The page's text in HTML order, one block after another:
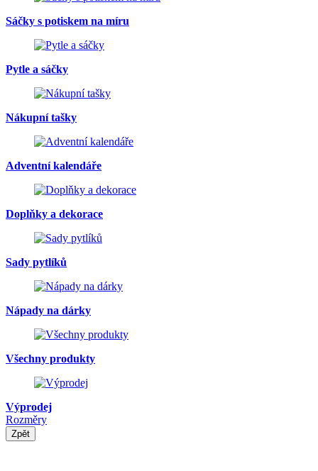
Sáčky s potiskem na míru
Pytle a sáčky
Nákupní tašky
Adventní kalendáře
Doplňky a dekorace
Sady pytlíků
Nápady na dárky
Všechny produkty
Výprodej
Rozměry
Zpět